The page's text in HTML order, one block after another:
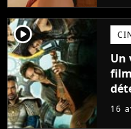
player2
Un
16